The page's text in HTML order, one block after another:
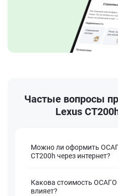
Частые вопросы
Lexus
Можно ли оформить
CT200h через интернет?
Какова стоимость ОСАГО
влияет?